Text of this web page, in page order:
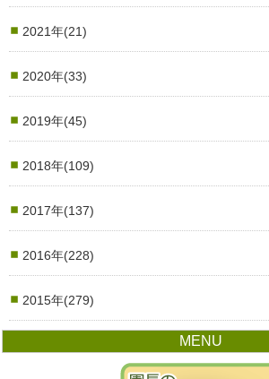
2021年(21)
2020年(33)
2019年(45)
2018年(109)
2017年(137)
2016年(228)
2015年(279)
MENU